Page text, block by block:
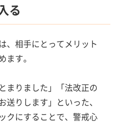
る
、相手にとってメリット
ます。
まりました」「法改正の
送りします」といった、
クにすることで、警戒心